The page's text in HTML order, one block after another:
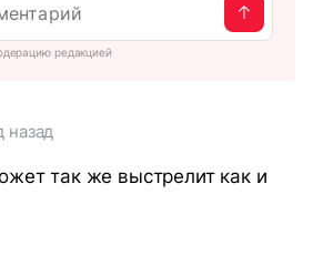
редакцией
назад
так же выстрелит как и